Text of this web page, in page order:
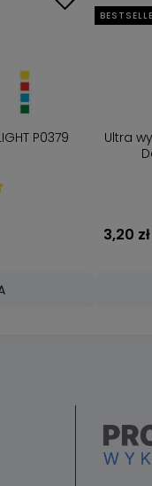
P0379
Ultra
3,20 zł